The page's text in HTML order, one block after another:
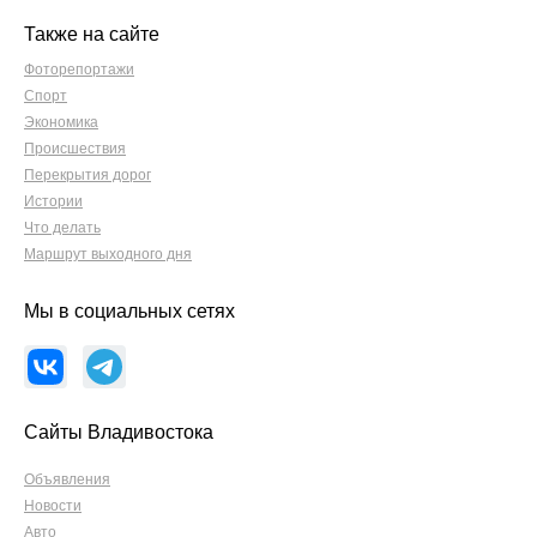
Также на сайте
Фоторепортажи
Спорт
Экономика
Происшествия
Перекрытия дорог
Истории
Что делать
Маршрут выходного дня
Мы в социальных сетях
Сайты Владивостока
Объявления
Новости
Авто